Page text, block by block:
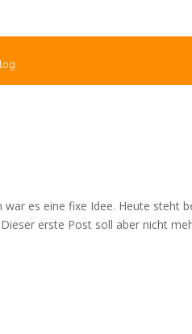
es eine fixe Idee. Heute steht
erste Post soll aber nicht